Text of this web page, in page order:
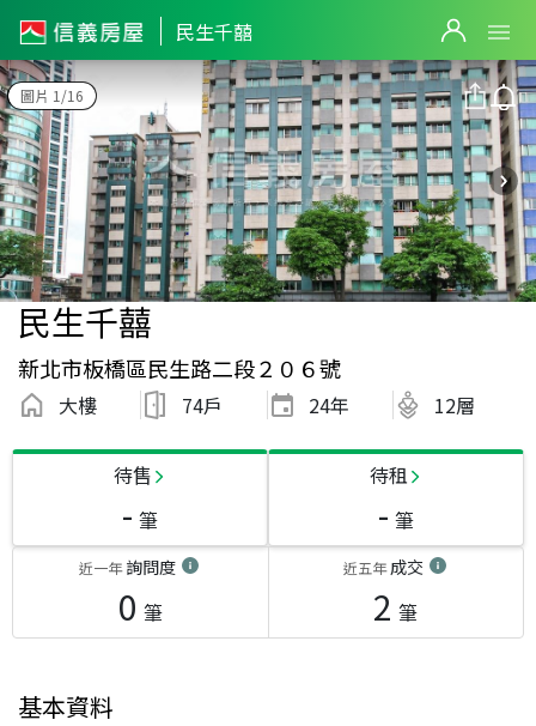
民生千囍
圖片 1/16
民生千囍
新北市板橋區民生路二段２０６號
大樓 74戶 24年 12層
待售
- 筆
待租
- 筆
近一年詢問度
0 筆
近五年成交
2 筆
基本資料